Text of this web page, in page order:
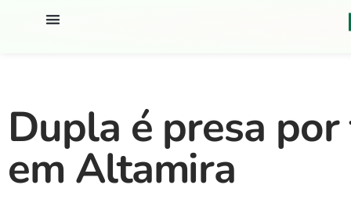
Dupla é presa
em Altamira